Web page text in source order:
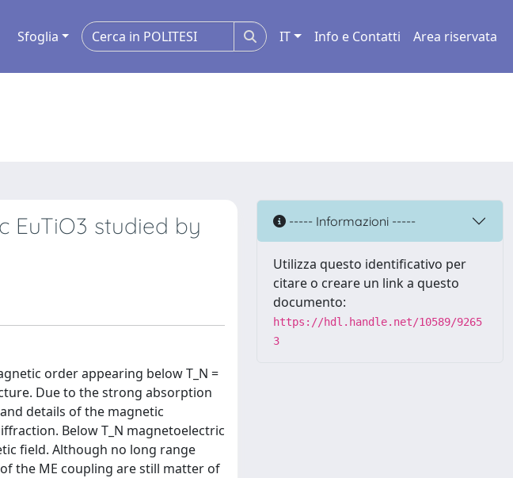
Sfoglia IT Info e Contatti Area riservata
EuTiO3 studied by
order appearing below T_N =
Due to the strong absorption
details of the magnetic
Below T_N magnetoelectric
field. Although no long range
the ME coupling are still matter of
----- Informazioni -----
Utilizza questo identificativo per
citare o creare un link a questo
documento:
https://hdl.handle.net/10589/9265
3